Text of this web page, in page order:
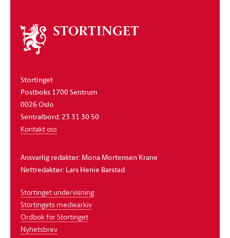
Om
stortinget
Stortinget
Postboks 1700 Sentrum
0026 Oslo
Sentralbord: 23 31 30 50
Kontakt oss
Ansvarlig redaktør: Mona Mortensen Krane
Nettredaktør: Lars Henie Barstad
Stortinget undervisning
Stortingets mediearkiv
Ordbok for Stortinget
Nyhetsbrev